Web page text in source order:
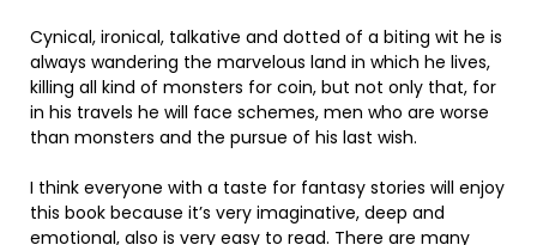
Cynical, ironical, talkative and dotted of a biting wit he is
always wandering the marvelous land in which he lives,
killing all kind of monsters for coin, but not only that, for
in his travels he will face schemes, men who are worse
than monsters and the pursue of his last wish.
I think everyone with a taste for fantasy stories will enjoy
this book because it’s very imaginative, deep and
emotional, also is very easy to read. There are many